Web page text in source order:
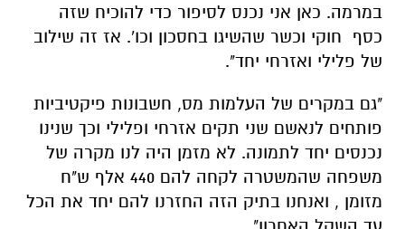
במרמה. כאן אני נכנס לסיפור כדי להוכיח שזה
כסף חוקי וכשר שהשיגו בחסכון וכו'. אז זה שילוב
של פלילי ואזרחי יחד".
"גם במקרים של העלמות מס, חשבונות פיקטיביות
פותחים לנאשם שני תקים אזרחי ופלילי וכך שנינו
נכנסים יחד לתמונה. לא מזמן היה לנו מקרה של
משפחה שהמשטרה לקחה להם 440 אלף ש"ח
מזומן , ואנחנו בתיק הזה החזרנו להם יחד את הכל